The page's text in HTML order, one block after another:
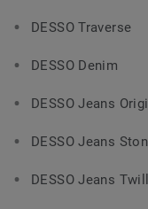
DESSO Traverse
DESSO Denim
DESSO Jeans
DESSO Jeans
DESSO Jeans Twill